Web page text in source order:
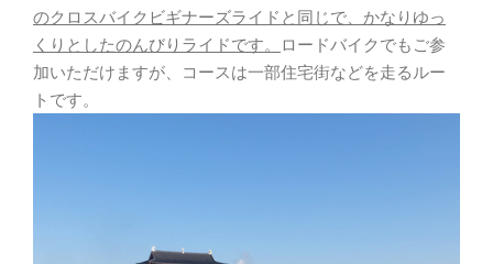
のクロスバイクビギナーズライドと同じで、かなりゆっ
くりとしたのんびりライドです。
ロードバイクでもご参
加いただけますが、コースは一部住宅街などを走るルー
トです。